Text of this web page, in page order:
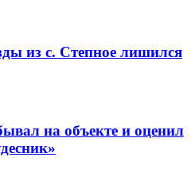
из с. Степное лишился
на объекте и оценил